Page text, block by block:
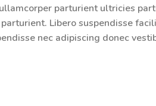
parturient ultricies
Libero suspendisse
nec adipiscing donec